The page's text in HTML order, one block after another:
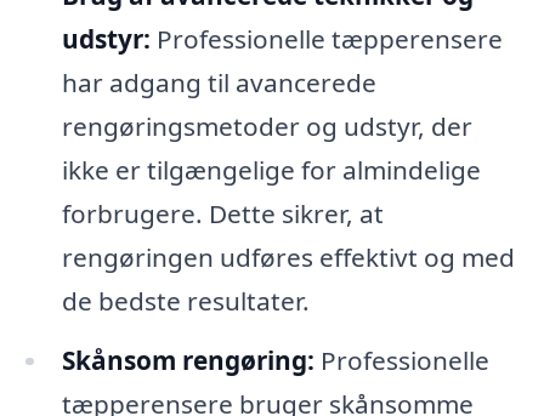
udstyr: Professionelle tæpperensere
har adgang til avancerede
rengøringsmetoder og udstyr, der
ikke er tilgængelige for almindelige
forbrugere. Dette sikrer, at
rengøringen udføres effektivt og med
de bedste resultater.
Skånsom rengøring: Professionelle
tæpperensere bruger skånsomme